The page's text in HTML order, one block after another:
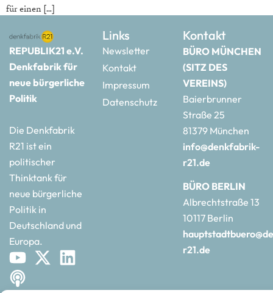
für einen […]
REPUBLIK21 e.V.
Denkfabrik für
neue bürgerliche
Politik
Die Denkfabrik
R21 ist ein
politischer
Thinktank für
neue bürgerliche
Politik in
Deutschland und
Europa.
Links
Newsletter
Kontakt
Impressum
Datenschutz
Kontakt
BÜRO MÜNCHEN
(SITZ DES
VEREINS)
Baierbrunner
Straße 25
81379 München
info@denkfabrik-
r21.de
BÜRO BERLIN
Albrechtstraße 13
10117 Berlin
r21.de